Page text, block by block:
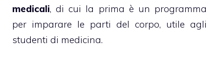
medicali, di cui la prima è un programma
per imparare le parti del corpo, utile agli
studenti di medicina.